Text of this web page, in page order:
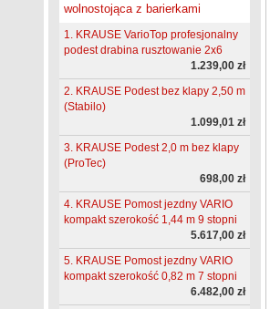
wolnostojąca z barierkami
1. KRAUSE VarioTop profesjonalny
podest drabina rusztowanie 2x6
1.239,00 zł
2. KRAUSE Podest bez klapy 2,50 m
(Stabilo)
1.099,01 zł
3. KRAUSE Podest 2,0 m bez klapy
(ProTec)
698,00 zł
4. KRAUSE Pomost jezdny VARIO
kompakt szerokość 1,44 m 9 stopni
5.617,00 zł
5. KRAUSE Pomost jezdny VARIO
kompakt szerokość 0,82 m 7 stopni
6.482,00 zł